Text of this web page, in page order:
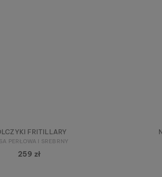
FRITILLARY
PERŁOWA I SREBRNY
259 zł